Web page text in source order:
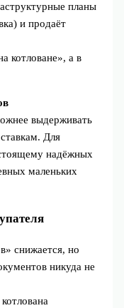
планы
и продаёт
котловане», а в
выдерживать
Для
надёжных
маленьких
снижается, но
никуда не